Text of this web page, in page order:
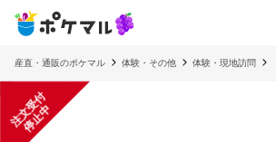
産直・通販のポケマル 体験・その他 体験・現地訪問
注
文
受
付
停
止
中